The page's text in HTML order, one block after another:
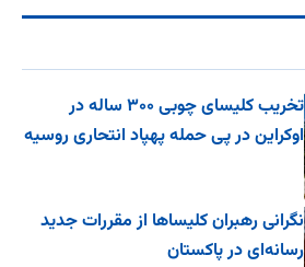
تخریب کلیسای چوبی ۳۰۰ ساله در
اوکراین در پی حمله پهپاد انتحاری روسیه
نگرانی رهبران کلیساها از مقررات جدید
رسانه‌ای در پاکستان